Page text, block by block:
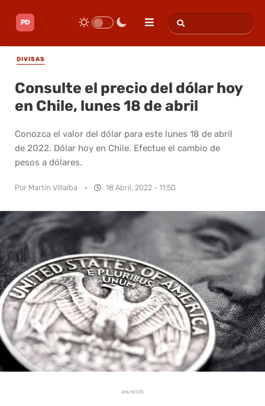
DIVISAS
Consulte el precio del dólar hoy
en Chile, lunes 18 de abril
Conozca el valor del dólar para este lunes 18 de abril
de 2022. Dólar hoy en Chile. Efectue el cambio de
pesos a dólares.
Por Martín Villalba · 18 Abril, 2022 - 11:50
ANUNCIOS